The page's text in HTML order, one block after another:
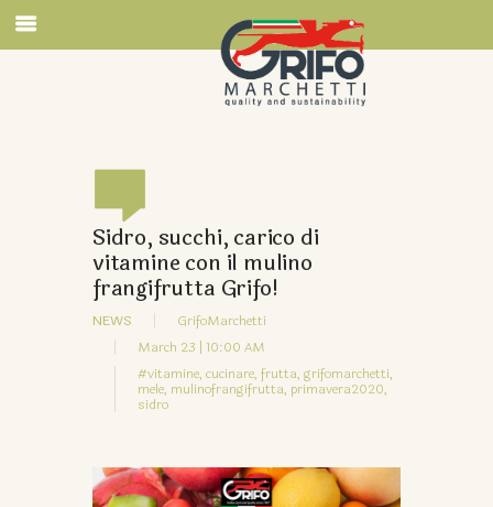
Sidro, succhi, carico di
vitamine con il mulino
frangifrutta Grifo!
NEWS
GrifoMarchetti
March 23 | 10:00 AM
#vitamine, cucinare, frutta, grifomarchetti,
mele, mulinofrangifrutta, primavera2020,
sidro